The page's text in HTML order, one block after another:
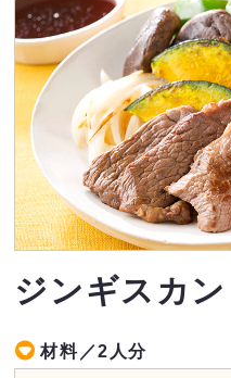
ジンギスカン
材料／2人分